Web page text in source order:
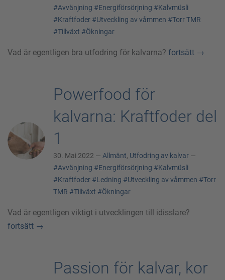
#Avvänjning #Energiförsörjning #Kalvmüsli
#Kraftfoder #Utveckling av våmmen #Torr TMR
#Tillväxt #Ökningar
Vad är egentligen bra utfodring för kalvarna? fortsätt →
Powerfood för
kalvarna: Kraftfoder del
1
30. Mai 2022 — Allmänt, Utfodring av kalvar —
#Avvänjning #Energiförsörjning #Kalvmüsli
#Kraftfoder #Ledning #Utveckling av våmmen #Torr
TMR #Tillväxt #Ökningar
Vad är egentligen viktigt i utvecklingen till idisslare?
fortsätt →
Passion för kalvar, kor